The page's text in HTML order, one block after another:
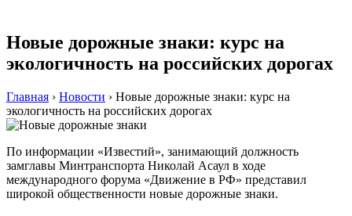
Новые дорожные знаки: курс на
экологичность на российских дорогах
Главная › Новости › Новые дорожные знаки: курс на
экологичность на российских дорогах
По информации «Известий», занимающий должность
замглавы Минтранспорта Николай Асаул в ходе
международного форума «Движение в РФ» представил
широкой общественности новые дорожные знаки.